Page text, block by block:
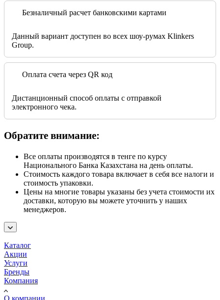
Безналичный расчет банковскими картами
Данный вариант доступен во всех шоу-румах Klinkers
Group.
Оплата счета через QR код
Дистанционный способ оплаты с отправкой
электронного чека.
Обратите внимание:
Все оплаты производятся в тенге по курсу
Национального Банка Казахстана на день оплаты.
Стоимость каждого товара включает в себя все налоги и
стоимость упаковки.
Цены на многие товары указаны без учета стоимости их
доставки, которую вы можете уточнить у наших
менеджеров.
Каталог
Акции
Услуги
Бренды
Компания